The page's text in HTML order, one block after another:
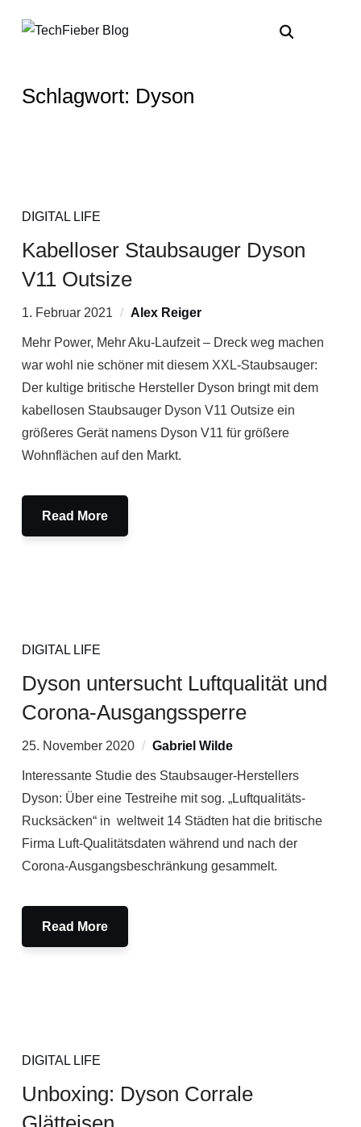
Schlagwort: Dyson
DIGITAL LIFE
Kabelloser Staubsauger Dyson
V11 Outsize
1. Februar 2021 Alex Reiger
Mehr Power, Mehr Aku-Laufzeit – Dreck weg machen
war wohl nie schöner mit diesem XXL-Staubsauger:
Der kultige britische Hersteller Dyson bringt mit dem
kabellosen Staubsauger Dyson V11 Outsize ein
größeres Gerät namens Dyson V11 für größere
Wohnflächen auf den Markt.
Read More
DIGITAL LIFE
Dyson untersucht Luftqualität und
Corona-Ausgangssperre
25. November 2020 Gabriel Wilde
Interessante Studie des Staubsauger-Herstellers
Dyson: Über eine Testreihe mit sog. „Luftqualitäts-
Rucksäcken“ in weltweit 14 Städten hat die britische
Firma Luft-Qualitätsdaten während und nach der
Corona-Ausgangsbeschränkung gesammelt.
Read More
DIGITAL LIFE
Unboxing: Dyson Corrale